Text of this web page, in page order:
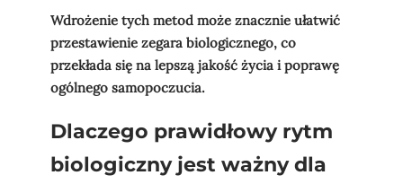
Wdrożenie tych metod może znacznie ułatwić
przestawienie zegara biologicznego, co
przekłada się na lepszą jakość życia i poprawę
ogólnego samopoczucia.
Dlaczego prawidłowy rytm
biologiczny jest ważny dla